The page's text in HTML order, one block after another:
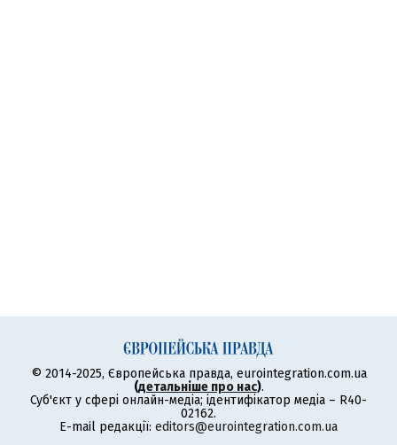
© 2014-2025, Європейська правда, eurointegration.com.ua
(детальніше про нас).
Суб'єкт у сфері онлайн-медіа; ідентифікатор медіа – R40-
02162.
E-mail редакції: editors@eurointegration.com.ua